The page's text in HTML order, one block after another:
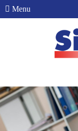
Menu